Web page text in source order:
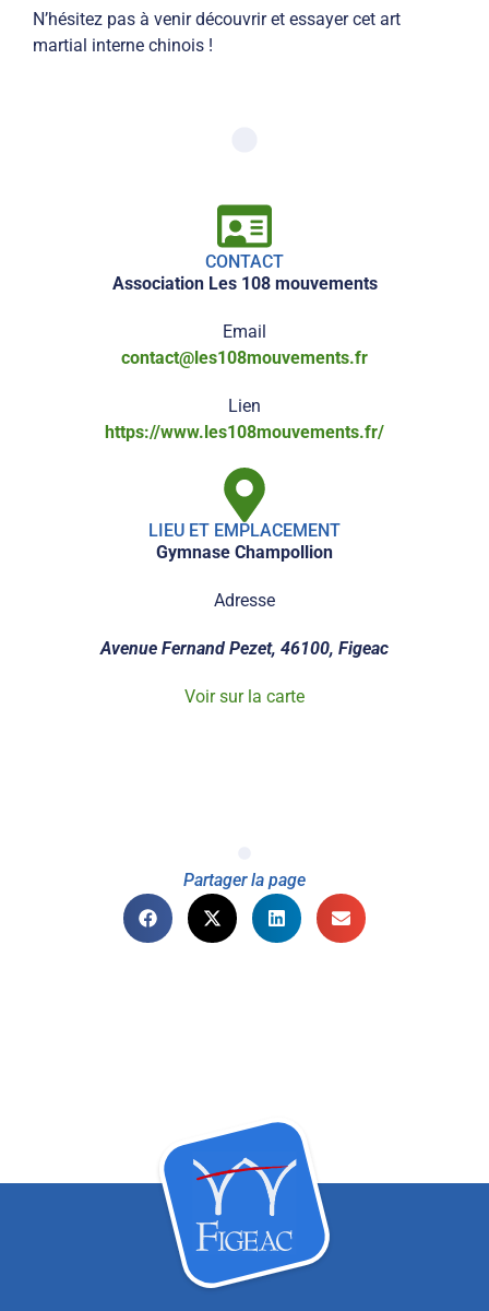
N’hésitez pas à venir découvrir et essayer cet art
martial interne chinois !
CONTACT
Association Les 108 mouvements
Email
contact@les108mouvements.fr
Lien
https://www.les108mouvements.fr/
LIEU ET EMPLACEMENT
Gymnase Champollion
Adresse
Avenue Fernand Pezet, 46100, Figeac
Voir sur la carte
Partager la page